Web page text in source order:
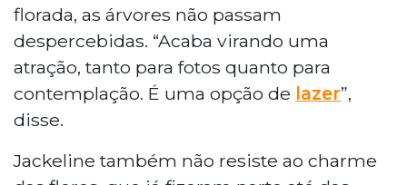
florada, as árvores não passam
despercebidas. “Acaba virando uma
atração, tanto para fotos quanto para
contemplação. É uma opção de lazer”,
disse.
Jackeline também não resiste ao charme